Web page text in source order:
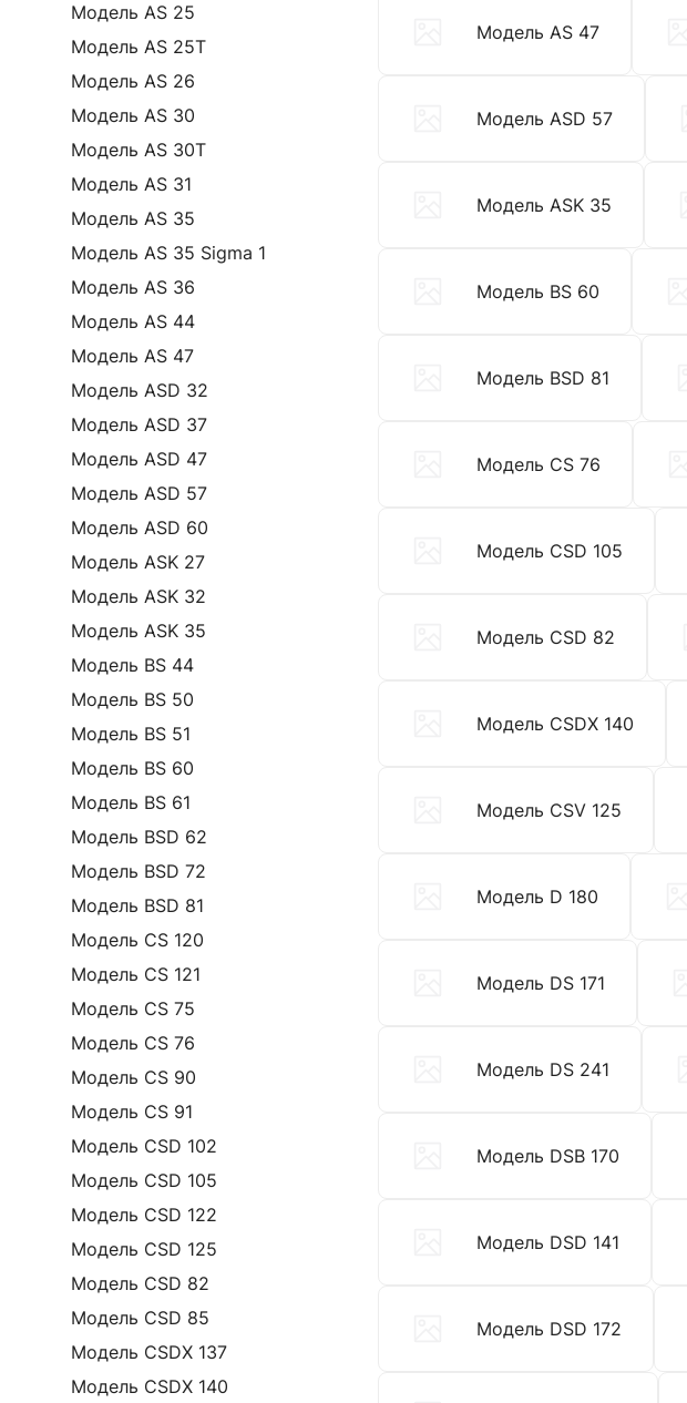
Модель AS 47
Модель ASD 57
Модель ASK 35
Модель BS 60
Модель BSD 81
Модель CS 76
Модель CSD 105
Модель CSD 82
Модель CSDX 140
Модель CSV 125
Модель D 180
Модель DS 171
Модель DS 241
Модель DSB 170
Модель DSD 141
Модель DSD 172
Модель AS 25
Модель AS 25T
Модель AS 26
Модель AS 30
Модель AS 30T
Модель AS 31
Модель AS 35
Модель AS 35 Sigma 1
Модель AS 36
Модель AS 44
Модель AS 47
Модель ASD 32
Модель ASD 37
Модель ASD 47
Модель ASD 57
Модель ASD 60
Модель ASK 27
Модель ASK 32
Модель ASK 35
Модель BS 44
Модель BS 50
Модель BS 51
Модель BS 60
Модель BS 61
Модель BSD 62
Модель BSD 72
Модель BSD 81
Модель CS 120
Модель CS 121
Модель CS 75
Модель CS 76
Модель CS 90
Модель CS 91
Модель CSD 102
Модель CSD 105
Модель CSD 122
Модель CSD 125
Модель CSD 82
Модель CSD 85
Модель CSDX 137
Модель CSDX 140